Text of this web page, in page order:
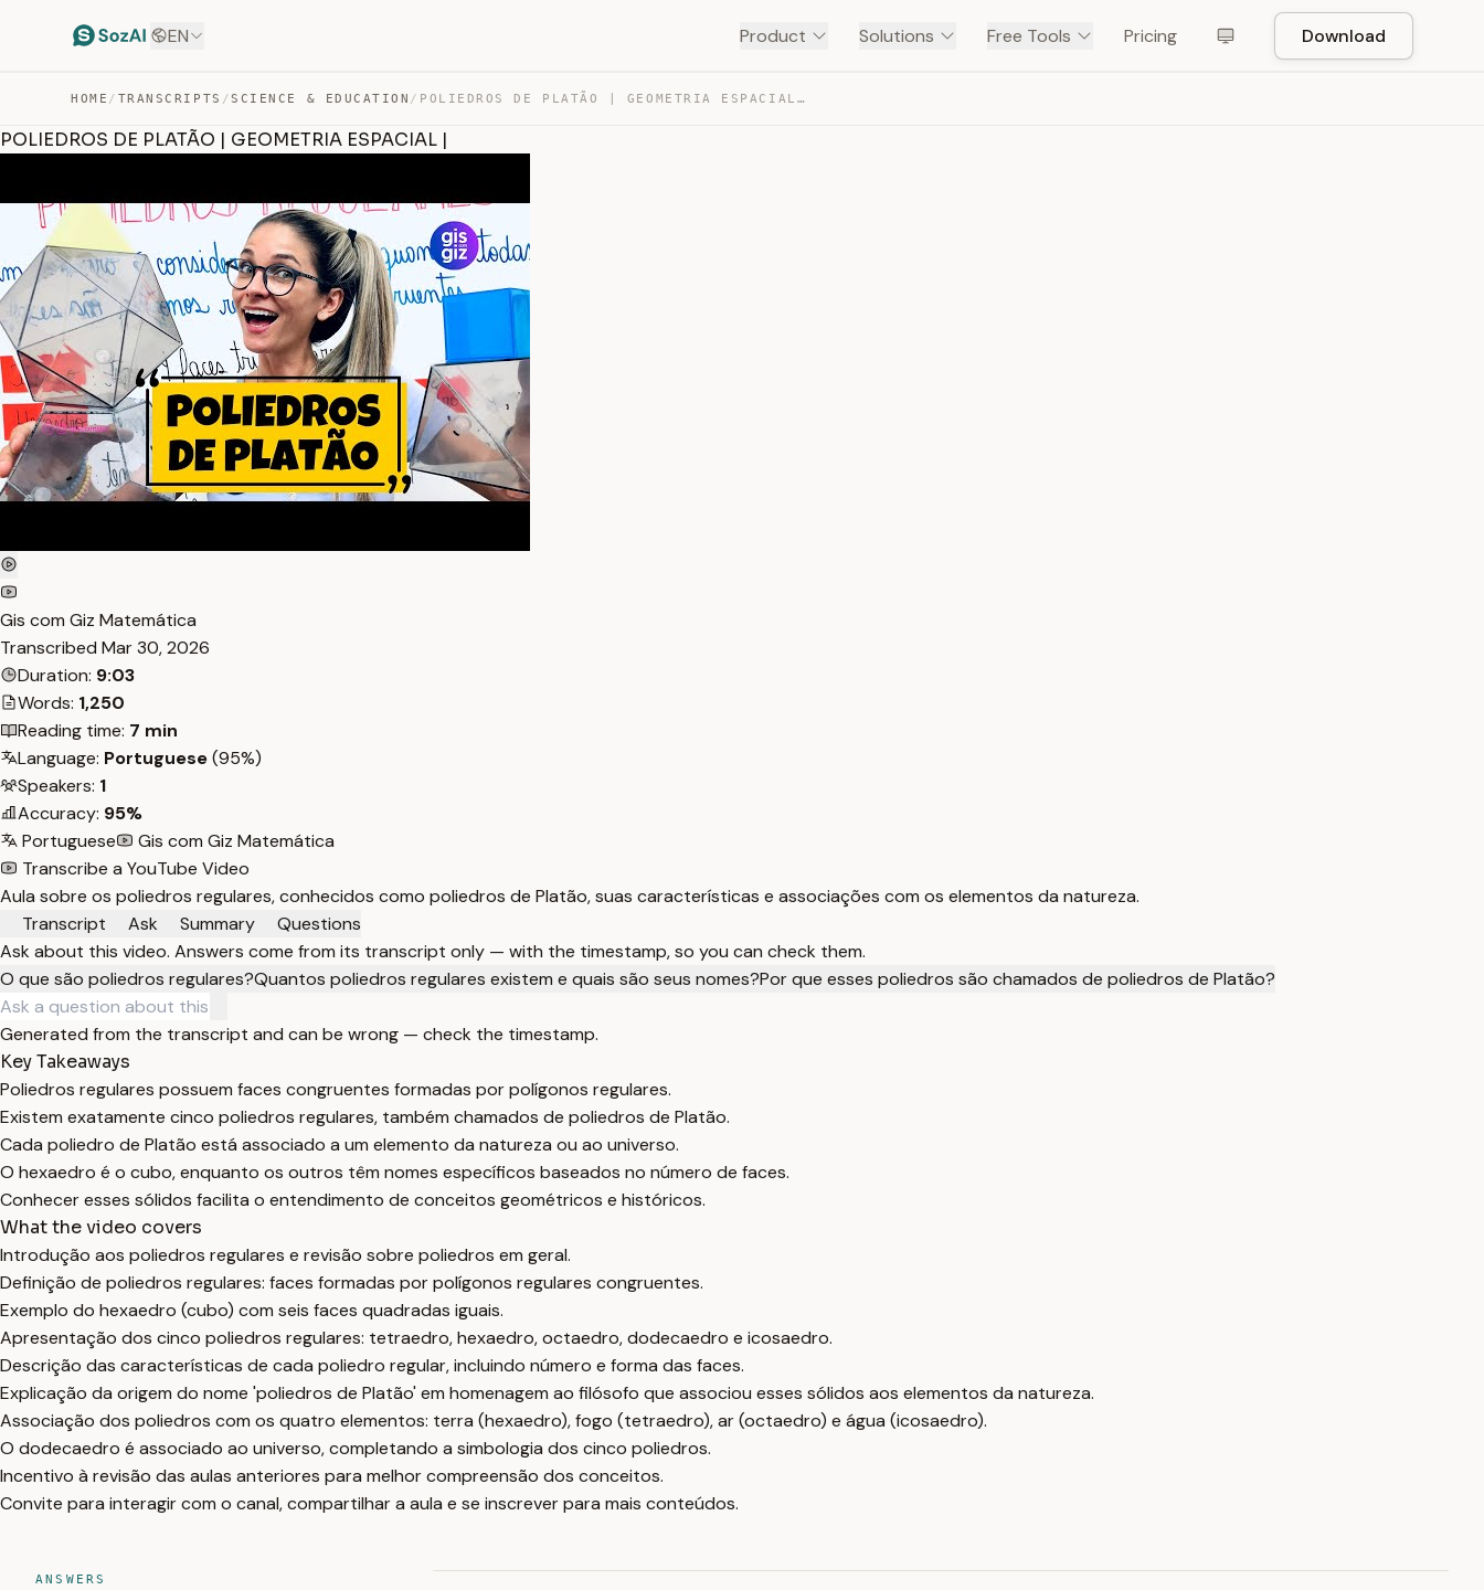
EN Product Solutions Free Tools Pricing Download
HOME / TRANSCRIPTS /SCIENCE & EDUCATION / POLIEDROS DE PLATÃO | GEOMETRIA ESPACIAL | — TRANSCRIPT
POLIEDROS DE PLATÃO | GEOMETRIA ESPACIAL |
Gis com Giz Matemática
Transcribed Mar 30, 2026
Duration: 9:03
Words: 1,250
Reading time: 7 min
Language: Portuguese(95%)
Speakers: 1
Accuracy: 95%
Portuguese
Gis com Giz Matemática
Transcribe a YouTube Video
Aula sobre os poliedros regulares, conhecidos como poliedros de Platão, suas características e associações com os elementos da natureza.
Transcript
Ask Summary
Questions
Ask about this video. Answers come from its transcript only — with the timestamp, so you can check them.
O que são poliedros regulares?Quantos poliedros regulares existem e quais são seus nomes?Por que esses poliedros são chamados de poliedros de Platão?
Generated from the transcript and can be wrong — check the timestamp.
Key Takeaways
Poliedros regulares possuem faces congruentes formadas por polígonos regulares.
Existem exatamente cinco poliedros regulares, também chamados de poliedros de Platão.
Cada poliedro de Platão está associado a um elemento da natureza ou ao universo.
O hexaedro é o cubo, enquanto os outros têm nomes específicos baseados no número de faces.
Conhecer esses sólidos facilita o entendimento de conceitos geométricos e históricos.
What the video covers
Introdução aos poliedros regulares e revisão sobre poliedros em geral.
Definição de poliedros regulares: faces formadas por polígonos regulares congruentes.
Exemplo do hexaedro (cubo) com seis faces quadradas iguais.
Apresentação dos cinco poliedros regulares: tetraedro, hexaedro, octaedro, dodecaedro e icosaedro.
Descrição das características de cada poliedro regular, incluindo número e forma das faces.
Explicação da origem do nome 'poliedros de Platão' em homenagem ao filósofo que associou esses sólidos aos elementos da natureza.
Associação dos poliedros com os quatro elementos: terra (hexaedro), fogo (tetraedro), ar (octaedro) e água (icosaedro).
O dodecaedro é associado ao universo, completando a simbologia dos cinco poliedros.
Incentivo à revisão das aulas anteriores para melhor compreensão dos conceitos.
Convite para interagir com o canal, compartilhar a aula e se inscrever para mais conteúdos.
ANSWERS